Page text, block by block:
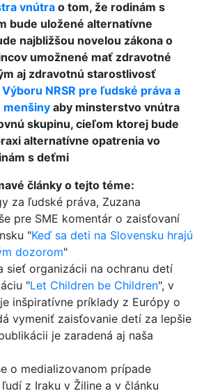
vnútra o tom, že rodinám s
bude uložené alternatívne
najbližšou novelou zákona o
umožnené mať zdravotné
aj zdravotnú starostlivosť
Výboru NRSR pre ľudské práva a
menšiny aby minsterstvo vnútra
skupinu, cieľom ktorej bude
alternatívne opatrenia vo
s deťmi
články o tejto téme:
za ľudské práva, Zuzana
pre SME komentár o zaisťovaní
"Keď sa deti na Slovensku hrajú
dozorom"
sieť organizácii na ochranu detí
"Let Children be Children", v
inšpiratívne príklady z Európy o
vymeniť zaisťovanie detí za lepšie
je zaradená aj naša
o medializovanom prípade
z Iraku v Žiline a v článku